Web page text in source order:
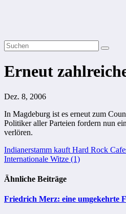
Erneut
Dez. 8, 2006
In Magdeburg ist es erneut zum
Politiker aller Parteien fordern nun
verlören.
Beitragsnavigation
Indianerstamm kauft Hard Rock
Internationale Witze (1)
Ähnliche Beiträge
Friedrich Merz: eine umgekehrte